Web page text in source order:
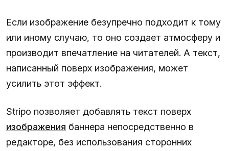
Если изображение безупречно подходит к тому
или иному случаю, то оно создает атмосферу и
производит впечатление на читателей. А текст,
написанный поверх изображения, может
усилить этот эффект.
Stripo позволяет добавлять текст поверх
изображения баннера непосредственно в
редакторе, без использования сторонних